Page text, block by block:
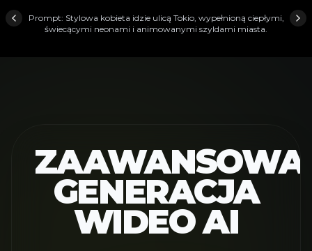
Prompt: Stylowa kobieta idzie ulicą Tokio, wypełnioną ciepłymi,
świecącymi neonami i animowanymi szyldami miasta.
GENERACJA
WIDEO AI